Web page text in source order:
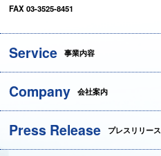
FAX 03-3525-8451
Service 事業内容
Company 会社案内
Press Release プレスリリース